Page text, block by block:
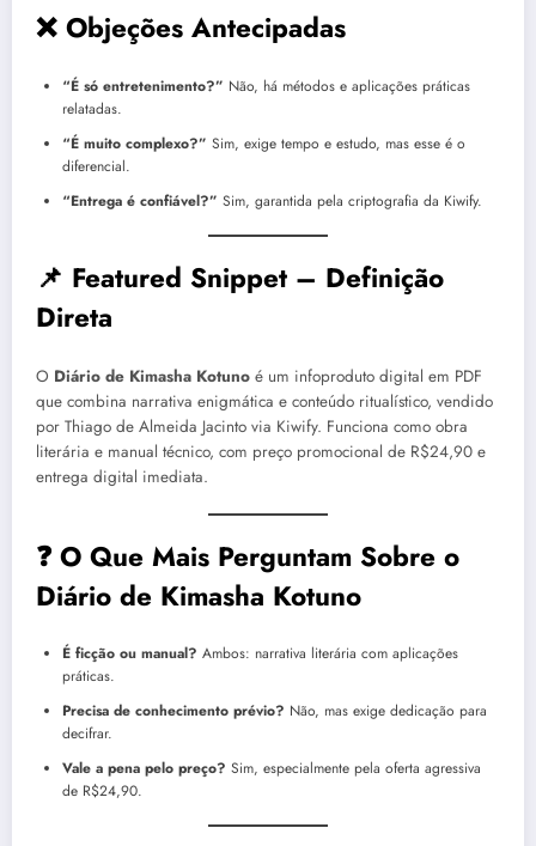
❌ Objeções Antecipadas
“É só entretenimento?” Não, há métodos e aplicações práticas
relatadas.
“É muito complexo?” Sim, exige tempo e estudo, mas esse é o
diferencial.
“Entrega é confiável?” Sim, garantida pela criptografia da Kiwify.
📌 Featured Snippet – Definição
Direta
O Diário de Kimasha Kotuno é um infoproduto digital em PDF
que combina narrativa enigmática e conteúdo ritualístico, vendido
por Thiago de Almeida Jacinto via Kiwify. Funciona como obra
literária e manual técnico, com preço promocional de R$24,90 e
entrega digital imediata.
❓ O Que Mais Perguntam Sobre o
Diário de Kimasha Kotuno
É ficção ou manual? Ambos: narrativa literária com aplicações
práticas.
Precisa de conhecimento prévio? Não, mas exige dedicação para
decifrar.
Vale a pena pelo preço? Sim, especialmente pela oferta agressiva
de R$24,90.